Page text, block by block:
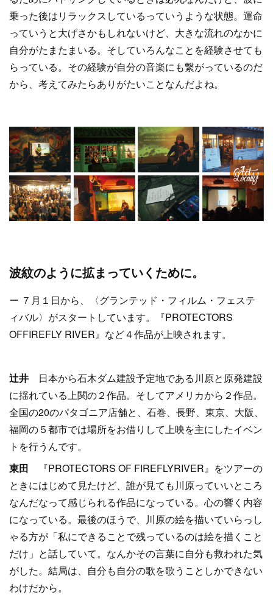
乗った後はリラックスしているっていうような状態。運命
っていうと大げさかもしれないけど、大きな流れのなかに
自分がたまたまいる。そしていろんなことを経験させても
らっている。その経験が自分の音楽にも繋がっているのだ
から、考えてみたらありがたいことなんだよね。
波紋のように拡まっていくために。
ー ７月１日から、〈グランテッド・フィルム・フェステ
ィバル〉がスタートしています。『PROTECTORS
OFFIREFLY RIVER』など４作品が上映されます。
辻井 日本から石木ダム建設予定地である川原と原発建設
に揺れている上関の２作品。そしてアメリカから２作品。
全国の20のパタゴニア店舗と、石巻、長野、東京、大阪、
福岡の５都市では場所をお借りして上映を主にしたイベン
トを行うんです。
東田 『PROTECTORS OF FIREFLYRIVER』をツアーの
ときにはじめて見たけど、誰が見ても川原っていいところ
なんだなって感じられる作品になっている。心の響く内容
になっている。最後のほうで、川原の絵を描いていらっし
ゃる方が「私にできることで残っているのは絵を描くこと
だけ」と話していて。なんかその言葉に自分も救われた気
がした。結局は、自分も自分の歌を歌うことしかできない
わけだから。